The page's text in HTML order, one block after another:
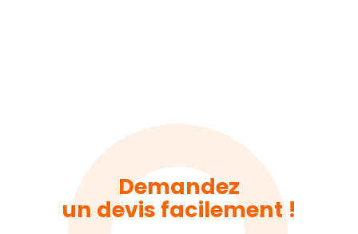
Demandez
un devis facilement !